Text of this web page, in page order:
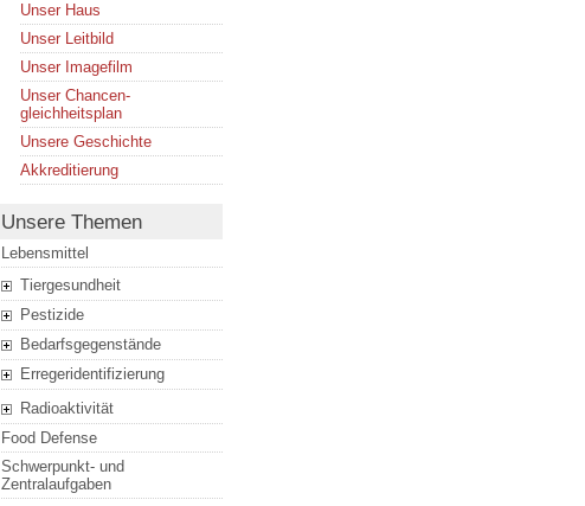
Unser Haus
Unser Leitbild
Unser Imagefilm
Unser Chancen­
gleichheitsplan
Unsere Geschichte
Akkreditierung
Unsere Themen
Lebensmittel
Tiergesundheit
Pestizide
Bedarfsgegenstände
Erregeridentifizierung
Radioaktivität
Food Defense
Schwerpunkt- und
Zentralaufgaben